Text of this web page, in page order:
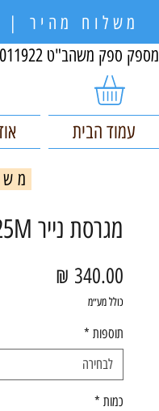
משלוח מהיר |
מספק ספק משהב"ט 11011922
עמוד הבית
מגרסת נייר Fellowes LX25M
כולל מע״מ
תוספות *
לבחירה
כמות *